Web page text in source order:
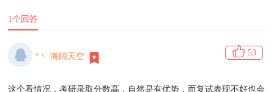
1个回答
*丶 海阔天空 53
这个看情况， 考研录取分数高，自然是有优势，而复试表现不好也会